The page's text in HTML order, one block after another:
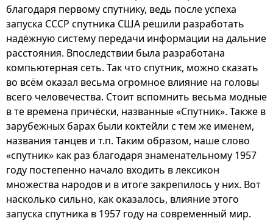
благодаря первому спутнику, ведь после успеха
запуска СССР спутника США решили разработать
надёжную систему передачи информации на дальние
расстояния. Впоследствии была разработана
компьютерная сеть. Так что спутник, можно сказать
во всём оказал весьма огромное влияние на головы
всего человечества. Стоит вспомнить весьма модные
в те времена причёски, названные «Спутник». Также в
зарубежных барах были коктейли с тем же именем,
названия танцев и т.п. Таким образом, наше слово
«спутник» как раз благодаря знаменательному 1957
году постепенно начало входить в лексикон
множества народов и в итоге закрепилось у них. Вот
насколько сильно, как оказалось, влияние этого
запуска спутника в 1957 году на современный мир.